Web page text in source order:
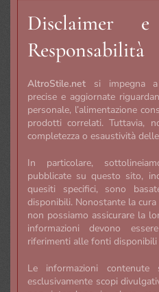
Disclaimer
Responsabilità
AltroStile.net si impegna a
precise e aggiornate
personale, l’alimentazione
prodotti correlati. Tuttavia,
completezza o esaustività
In particolare,
pubblicate su questo sito,
quesiti specifici, sono
disponibili. Nonostante la
non possiamo assicurare la
informazioni devono
riferimenti alle fonti
Le informazioni contenute
esclusivamente scopi